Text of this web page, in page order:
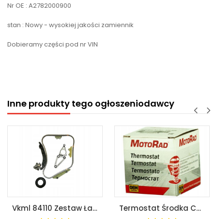
Nr OE : A2782000900
stan : Nowy - wysokiej jakości zamiennik
Dobieramy części pod nr VIN
Inne produkty tego ogłoszeniodawcy
Vkml 84110 Zestaw Łańcucha Rozrządu Skf Termostat Środka Chłodzącego 556-89K